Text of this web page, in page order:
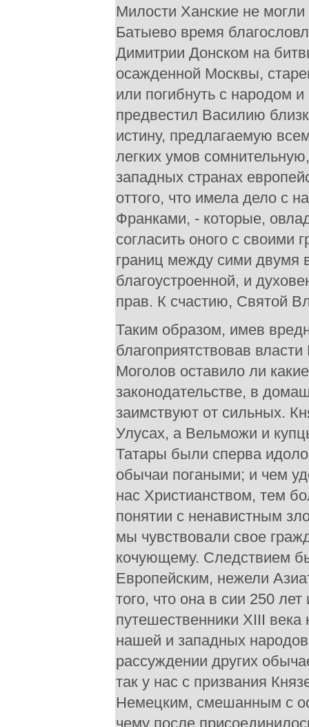
Милости Ханские не
Батыево время
Димитрии Донском на
осажденной Москвы,
или погибнуть с народом
предвестил Василию
истину, предлагаемую
легких умов
западных странах
оттого, что имела дело с
Франками, - которые,
согласить оного с своими
границ между сими двумя
благоустроенной, и
прав. К счастию, Святой
Таким образом, имев
благоприятствовав
Моголов оставило ли
законодательстве, в
заимствуют от сильных.
Улусах, а Вельможи и
Татары были сперва
обычаи погаными; и чем
нас Христианством, тем
понятии с ненавистным
мы чувствовали свое
кочующему. Следствием
Европейским, нежели
того, что она в сии 250
путешественники XIII
нашей и западных
рассуждении других
так у нас с призвания
Немецким, смешанным с
чему после